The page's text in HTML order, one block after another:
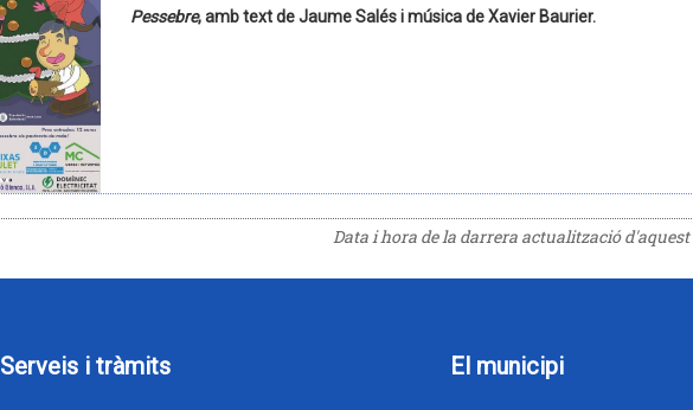
Pessebre, amb text de Jaume Salés i música de Xavier Baurier.
Data i hora de la darrera actualització
Serveis i tràmits El municipi